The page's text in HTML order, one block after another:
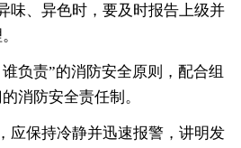
、异色时，要及时报告上级并
责”的消防安全原则，配合组
消防安全责任制。
保持冷静并迅速报警，讲明发